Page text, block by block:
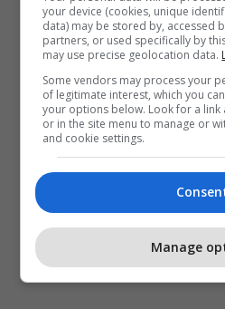
biznesit
Pro
Zgjidhni
udhëtimin
your device (cookies, unique
data) may be stored by, accessed
partners, or used specifically by
may use precise geolocation data.
Some vendors may process your
of legitimate interest, which you
your options below. Look for a
or in the site menu to manage or
and cookie settings.
Manage